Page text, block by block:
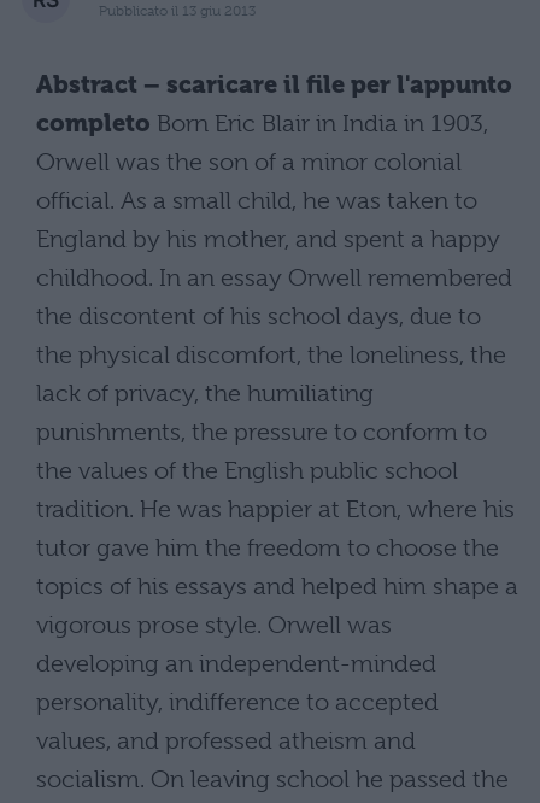
Pubblicato il 13 giu 2013
Abstract – scaricare il file per l'appunto
completo Born Eric Blair in India in 1903,
Orwell was the son of a minor colonial
official. As a small child, he was taken to
England by his mother, and spent a happy
childhood. In an essay Orwell remembered
the discontent of his school days, due to
the physical discomfort, the loneliness, the
lack of privacy, the humiliating
punishments, the pressure to conform to
the values of the English public school
tradition. He was happier at Eton, where his
tutor gave him the freedom to choose the
topics of his essays and helped him shape a
vigorous prose style. Orwell was
developing an independent-minded
personality, indifference to accepted
values, and professed atheism and
socialism. On leaving school he passed the